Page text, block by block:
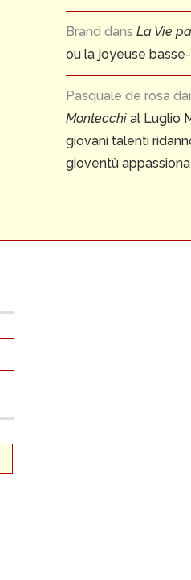
Brand dans La Vie
ou la joyeuse
Pasquale de rosa
Montecchi al Luglio
giovani talenti
gioventù